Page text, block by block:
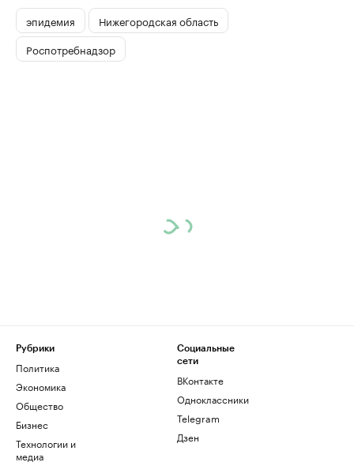
эпидемия
Нижегородская область
Роспотребнадзор
Рубрики
Политика
Экономика
Общество
Бизнес
Технологии и
медиа
Социальные
сети
ВКонтакте
Одноклассники
Telegram
Дзен